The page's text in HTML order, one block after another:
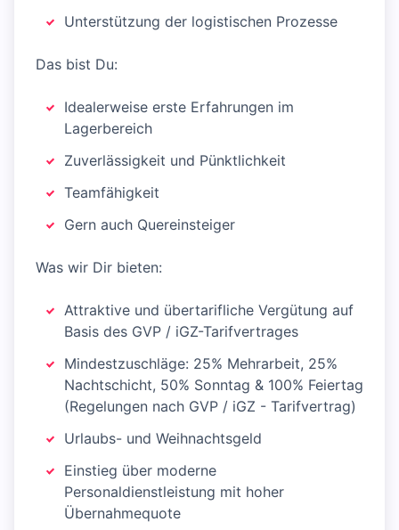
Unterstützung der logistischen Prozesse
Das bist Du:
Idealerweise erste Erfahrungen im
Lagerbereich
Zuverlässigkeit und Pünktlichkeit
Teamfähigkeit
Gern auch Quereinsteiger
Was wir Dir bieten:
Attraktive und übertarifliche Vergütung auf
Basis des GVP / iGZ-Tarifvertrages
Mindestzuschläge: 25% Mehrarbeit, 25%
Nachtschicht, 50% Sonntag & 100% Feiertag
(Regelungen nach GVP / iGZ - Tarifvertrag)
Urlaubs- und Weihnachtsgeld
Einstieg über moderne
Personaldienstleistung mit hoher
Übernahmequote